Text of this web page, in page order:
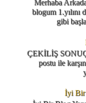
Merhaba
blogum 1.yılını
gibi
ÇEKİLİŞ
postu ile
İyi Bir